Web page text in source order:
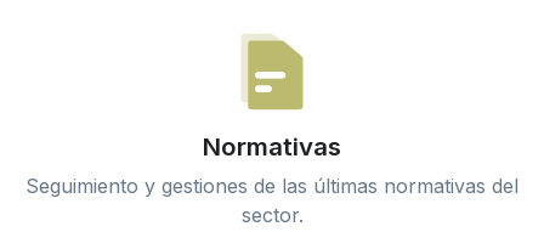
Normativas
Seguimiento y gestiones de las últimas normativas del
sector.